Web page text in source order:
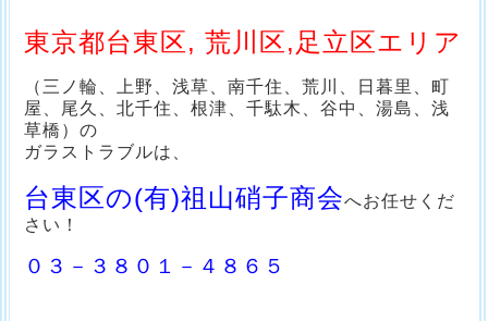
東京都台東区, 荒川区,足立区エリア
（三ノ輪、上野、浅草、南千住、荒川、日暮里、町
屋、尾久、北千住、根津、千駄木、谷中、湯島、浅
草橋）の
ガラストラブルは、
台東区の(有)祖山硝子商会へお任せくだ
さい！
０３－３８０１－４８６５